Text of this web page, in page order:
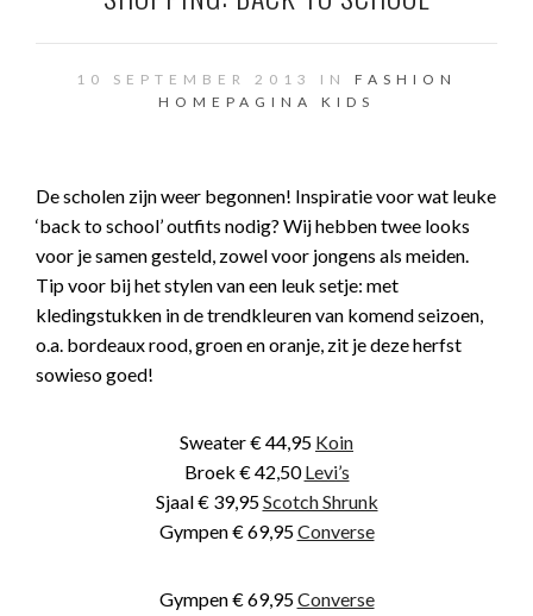
10 SEPTEMBER 2013 IN FASHION
HOMEPAGINA
KIDS
De scholen zijn weer begonnen! Inspiratie voor wat leuke
‘back to school’ outfits nodig? Wij hebben twee looks
voor je samen gesteld, zowel voor jongens als meiden.
Tip voor bij het stylen van een leuk setje: met
kledingstukken in de trendkleuren van komend seizoen,
o.a. bordeaux rood, groen en oranje, zit je deze herfst
sowieso goed!
Sweater € 44,95 Koin
Broek € 42,50Levi’s
Sjaal € 39,95Scotch Shrunk
Gympen € 69,95Converse
Gympen € 69,95Converse